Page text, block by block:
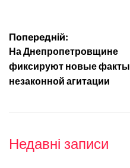
Навігація
записів
Попередній:
На Днепропетровщине
фиксируют новые факты
незаконной агитации
Недавні записи